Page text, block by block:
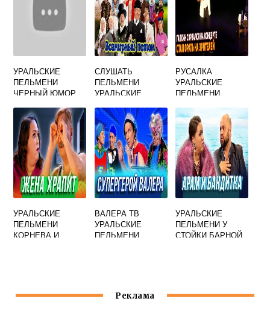
УРАЛЬСКИЕ
ПЕЛЬМЕНИ
ЧЕРНЫЙ ЮМОР
СЛУШАТЬ
ПЕЛЬМЕНИ
УРАЛЬСКИЕ
РУСАЛКА
УРАЛЬСКИЕ
ПЕЛЬМЕНИ
УРАЛЬСКИЕ
ПЕЛЬМЕНИ
КОРНЕВА И
ВАЛЕРА ТВ
УРАЛЬСКИЕ
ПЕЛЬМЕНИ
УРАЛЬСКИЕ
ПЕЛЬМЕНИ У
СТОЙКИ БАРНОЙ
Реклама